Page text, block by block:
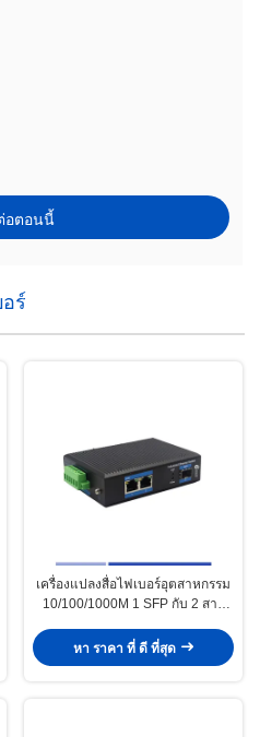
อตอนนี้
ร์
เครื่องแปลงสื่อไฟเบอร์อุตสาหกรรม
10/100/1000M 1 SFP กับ 2 สาย
1310nm 20KM
หา ราคา ที่ ดี ที่สุด